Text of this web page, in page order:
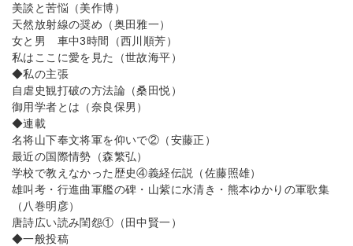
美談と苦悩（美作博）
天然放射線の奨め（奥田雅一）
女と男 車中3時間（西川順芳）
私はここに愛を見た（世故海平）
◆私の主張
自虐史観打破の方法論（桑田悦）
御用学者とは（奈良保男）
◆連載
名将山下奉文将軍を仰いで②（安藤正）
最近の国際情勢（森繁弘）
学校で教えなかった歴史④義経伝説（佐藤照雄）
雄叫考・行進曲軍艦の碑・山紫に水清き・熊本ゆかりの軍歌集
（八巻明彦）
唐詩広い読み閨怨①（田中賢一）
◆一般投稿